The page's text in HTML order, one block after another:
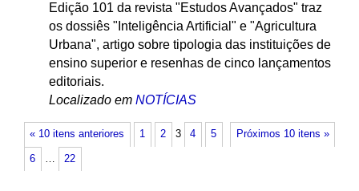
Edição 101 da revista "Estudos Avançados" traz
os dossiês "Inteligência Artificial" e "Agricultura
Urbana", artigo sobre tipologia das instituições de
ensino superior e resenhas de cinco lançamentos
editoriais.
Localizado em NOTÍCIAS
« 10 itens anteriores Próximos 10 itens »
1 2 3 4 5
6 … 22